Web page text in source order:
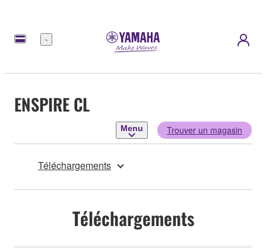
Menu
ENSPIRE CL
Menu Trouver un magasin
Téléchargements
Téléchargements